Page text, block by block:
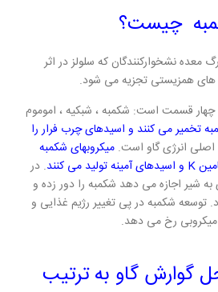
چیست؟
نشخوارکنندگان که سلولز در اثر
های همزیستی تجزیه می شود.
چهار قسمت است: شکمبه ، شبکیه ، اموموم
تخمیر می کنند و اسیدهای چرب فرار را
اصلی انرژی گاو است.میکروبهای شکمبه
. در
به شیر اجازه می دهد شکمبه را دور زده و
توسعه شکمبه در پی تغییر رژیم غذایی و
رخ می دهد.
گوارش گاو به ترتیب